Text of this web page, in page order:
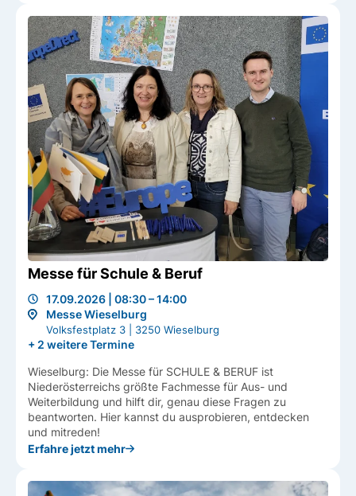
Messe für Schule & Beruf
17.09.2026 | 08:30 – 14:00
Messe Wieselburg
Volksfestplatz 3 | 3250 Wieselburg
+ 2 weitere Termine
Wieselburg: Die Messe für SCHULE & BERUF ist
Niederösterreichs größte Fachmesse für Aus- und
Weiterbildung und hilft dir, genau diese Fragen zu
beantworten. Hier kannst du ausprobieren, entdecken
und mitreden!
Erfahre jetzt mehr